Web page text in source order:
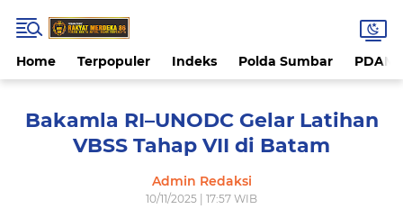
Home Terpopuler Indeks Polda Sumbar PDAM
Bakamla RI–UNODC Gelar Latihan
VBSS Tahap VII di Batam
Admin Redaksi
10/11/2025 | 17:57 WIB